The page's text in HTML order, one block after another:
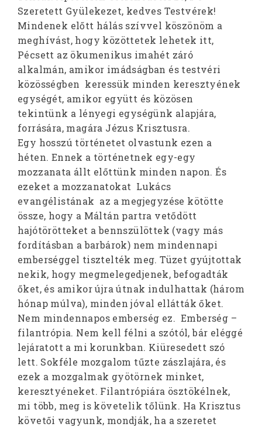
Szeretett Gyülekezet, kedves Testvérek!
Mindenek előtt hálás szívvel köszönöm a
meghívást, hogy közöttetek lehetek itt,
Pécsett az ökumenikus imahét záró
alkalmán, amikor imádságban és testvéri
közösségben keressük minden keresztyének
egységét, amikor együtt és közösen
tekintünk a lényegi egységünk alapjára,
forrására, magára Jézus Krisztusra.
Egy hosszú történetet olvastunk ezen a
héten. Ennek a történetnek egy-egy
mozzanata állt előttünk minden napon. És
ezeket a mozzanatokat Lukács
evangélistának az a megjegyzése kötötte
össze, hogy a Máltán partra vetődött
hajótörötteket a bennszülöttek (vagy más
fordításban a barbárok) nem mindennapi
emberséggel tisztelték meg. Tüzet gyújtottak
nekik, hogy megmelegedjenek, befogadták
őket, és amikor újra útnak indulhattak (három
hónap múlva), minden jóval ellátták őket.
Nem mindennapos emberség ez. Emberség –
filantrópia. Nem kell félni a szótól, bár eléggé
lejáratott a mi korunkban. Kiüresedett szó
lett. Sokféle mozgalom tűzte zászlajára, és
ezek a mozgalmak gyötörnek minket,
keresztyéneket. Filantrópiára ösztökélnek,
mi több, meg is követelik tőlünk. Ha Krisztus
követői vagyunk, mondják, ha a szeretet